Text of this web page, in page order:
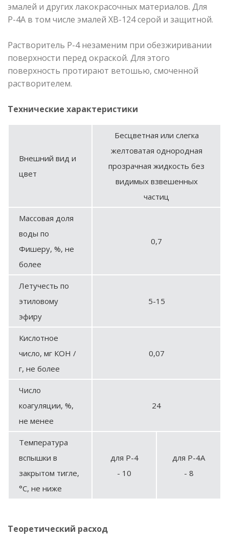
эмалей и других лакокрасочных материалов. Для
Р-4А в том числе эмалей XB-124 серой и защитной.
Растворитель Р-4 незаменим при обезжиривании
поверхности перед окраской. Для этого
поверхность протирают ветошью, смоченной
растворителем.
Технические характеристики
Внешний вид и
цвет
Бесцветная или слегка
желтоватая однородная
прозрачная жидкость без
видимых взвешенных
частиц
Массовая доля
воды по
Фишеру, %, не
более
0,7
Летучесть по
этиловому
эфиру
5-15
Кислотное
число, мг КОН /
г, не более
0,07
Число
коагуляции, %,
не менее
24
Температура
вспышки в
закрытом тигле,
°С, не ниже
для Р-4
- 10
для Р-4A
- 8
Теоретический расход